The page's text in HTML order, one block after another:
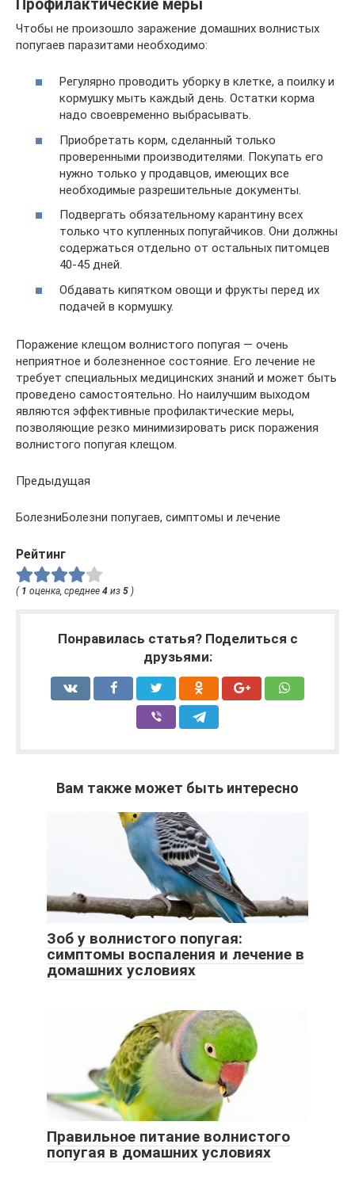
Профилактические меры
Чтобы не произошло заражение домашних волнистых
попугаев паразитами необходимо:
Регулярно проводить уборку в клетке, а поилку и
кормушку мыть каждый день. Остатки корма
надо своевременно выбрасывать.
Приобретать корм, сделанный только
проверенными производителями. Покупать его
нужно только у продавцов, имеющих все
необходимые разрешительные документы.
Подвергать обязательному карантину всех
только что купленных попугайчиков. Они должны
содержаться отдельно от остальных питомцев
40-45 дней.
Обдавать кипятком овощи и фрукты перед их
подачей в кормушку.
Поражение клещом волнистого попугая — очень
неприятное и болезненное состояние. Его лечение не
требует специальных медицинских знаний и может быть
проведено самостоятельно. Но наилучшим выходом
являются эффективные профилактические меры,
позволяющие резко минимизировать риск поражения
волнистого попугая клещом.
Предыдущая
БолезниБолезни попугаев, симптомы и лечение
Рейтинг
( 1 оценка, среднее 4 из 5 )
Понравилась статья? Поделиться с
друзьями:
Вам также может быть интересно
Зоб у волнистого попугая:
симптомы воспаления и лечение в
домашних условиях
Правильное питание волнистого
попугая в домашних условиях